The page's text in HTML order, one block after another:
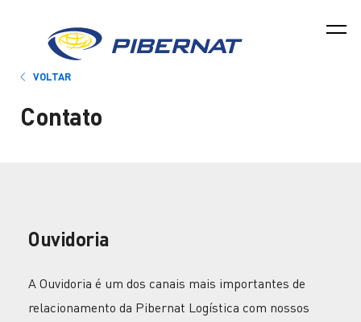
VOLTAR
Contato
Ouvidoria
A Ouvidoria é um dos canais mais importantes de
relacionamento da Pibernat Logística com nossos